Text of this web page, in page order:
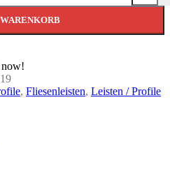
now!
, Fliesenleisten, Leisten / Profile